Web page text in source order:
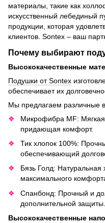
материалы, такие как
искусственный лебединый
продукции, которая
клиентов. Sontex – ваш
Почему выбирают
Высококачественные
Подушки от Sontex
обеспечивает их
Мы предлагаем различные
Микрофибра MF: Мягкая
придающая комфорт.
Тик хлопок 100%:
обеспечивающий
Бязь Голд: Натуральная
максимального
Спанбонд: Прочный и
дополнительной защиты.
Высококачественные